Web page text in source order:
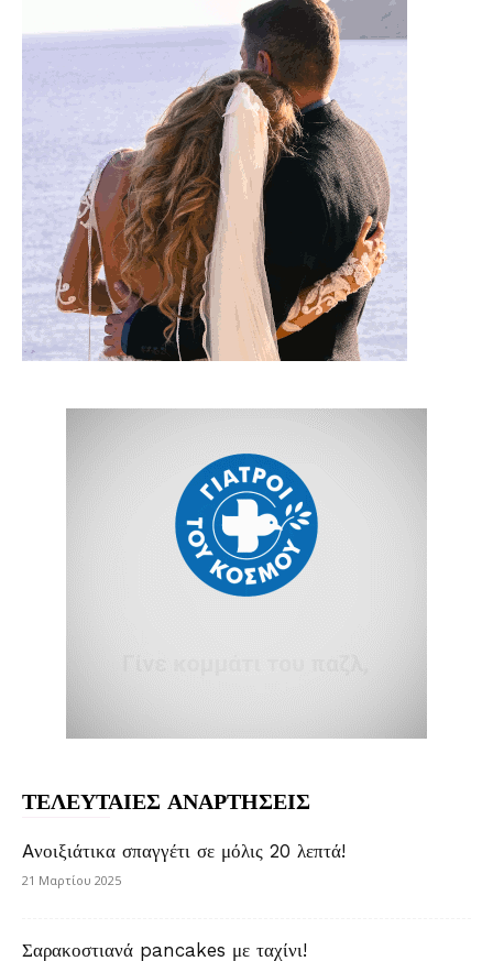
ΤΕΛΕΥΤΑΙΕΣ ΑΝΑΡΤΗΣΕΙΣ
Aνοιξιάτικα σπαγγέτι σε μόλις 20 λεπτά!
21 Μαρτίου 2025
Σαρακοστιανά pancakes με ταχίνι!